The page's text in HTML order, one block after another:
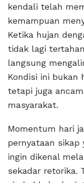
kendali telah
kemampuan
Ketika hujan
tidak lagi
langsung
Kondisi ini bukan
tetapi juga
masyarakat.
Momentum hari
pernyataan sikap
ingin dikenal
sekadar retorika.